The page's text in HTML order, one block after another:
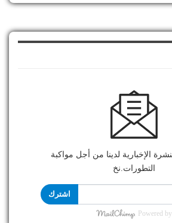
الإخبارية لدينا من أجل مواكبة
التطورات.نخ
اشترك
Powered by